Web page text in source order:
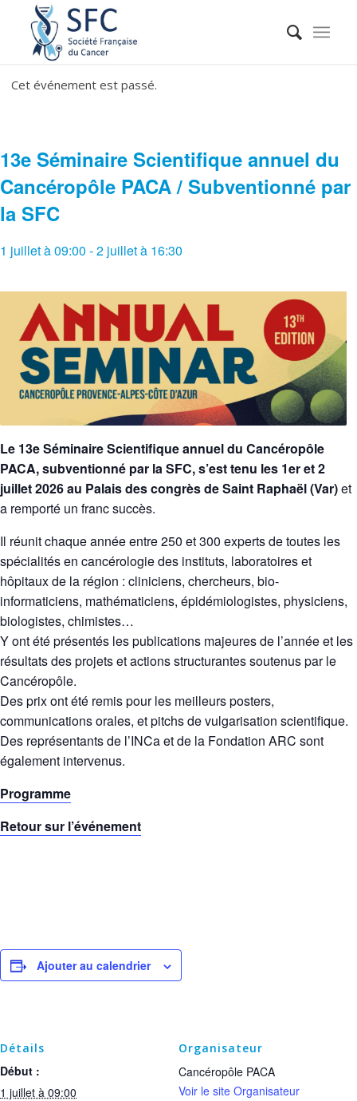
Cet événement est passé.
13e Séminaire Scientifique annuel du
Cancéropôle PACA / Subventionné par
la SFC
1 juillet à 09:00 -2 juillet à 16:30
Le 13e Séminaire Scientifique annuel du Cancéropôle
PACA, subventionné par la SFC, s’est tenu les 1er et 2
juillet 2026 au Palais des congrès de Saint Raphaël (Var)et
a remporté un franc succès.
Il réunit chaque année entre 250 et 300 experts de toutes les
spécialités en cancérologie des instituts, laboratoires et
hôpitaux de la région : cliniciens, chercheurs, bio-
informaticiens, mathématiciens, épidémiologistes, physiciens,
biologistes, chimistes…
Y ont été présentés les publications majeures de l’année et les
résultats des projets et actions structurantes soutenus par le
Cancéropôle.
Des prix ont été remis pour les meilleurs posters,
communications orales, et pitchs de vulgarisation scientifique.
Des représentants de l’INCa et de la Fondation ARC sont
également intervenus.
Programme
Retour sur l’événement
Ajouter au calendrier
Détails
Début :
1 juillet à 09:00
Organisateur
Cancéropôle PACA
Voir le site Organisateur